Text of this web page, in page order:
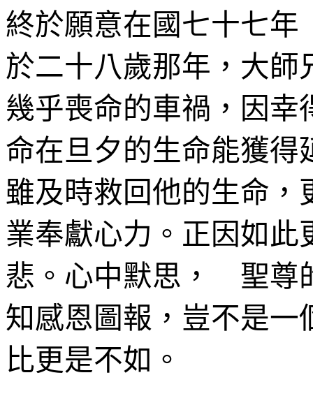
終於願意在國七十七年
於二十八歲那年，大師
幾乎喪命的車禍，因
命在旦夕的生命能獲
雖及時救回他的生命，
業奉獻心力。正因如
悲。心中默思， 聖尊
知感恩圖報，豈不是一
比更是不如。